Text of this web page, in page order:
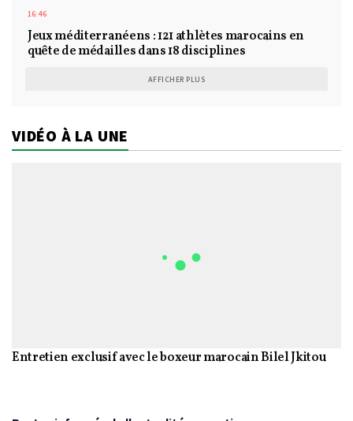
16:46
Jeux méditerranéens : 121 athlètes marocains en
quête de médailles dans 18 disciplines
AFFICHER PLUS
VIDÉO À LA UNE
Entretien exclusif avec le boxeur marocain Bilel Jkitou